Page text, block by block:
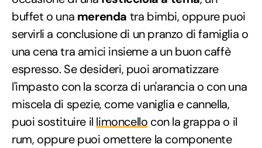
buffet o una merenda tra bimbi, oppure puoi
servirli a conclusione di un pranzo di famiglia o
una cena tra amici insieme a un buon caffè
espresso. Se desideri, puoi aromatizzare
l'impasto con la scorza di un'arancia o con una
miscela di spezie, come vaniglia e cannella,
puoi sostituire il limoncello con la grappa o il
rum, oppure puoi omettere la componente